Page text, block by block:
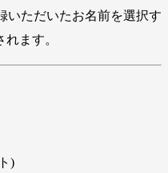
いただいたお名前を選択す
ます。
)